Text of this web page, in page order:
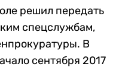
решил передать
спецслужбам,
В
сентября 2017